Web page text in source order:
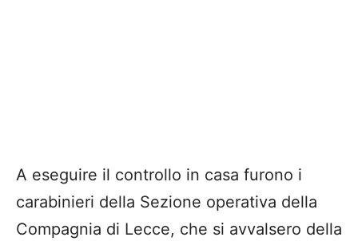
A eseguire il controllo in casa furono i
carabinieri della Sezione operativa della
Compagnia di Lecce, che si avvalsero della